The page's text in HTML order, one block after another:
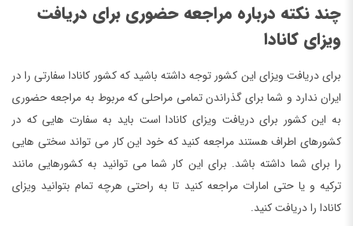
چند نکته درباره مراجعه حضوری برای دریافت
ویزای کانادا
برای دریافت ویزای این کشور توجه داشته باشید که کشور کانادا سفارتی را در
ایران ندارد و شما برای گذراندن تمامی مراحلی که مربوط به مراجعه حضوری
به این کشور برای دریافت ویزای کانادا است باید به سفارت هایی که در
کشورهای اطراف هستند مراجعه کنید که خود این کار می تواند سختی هایی
را برای شما داشته باشد. برای این کار شما می توانید به کشورهایی مانند
ترکیه و یا حتی امارات مراجعه کنید تا به راحتی هرچه تمام بتوانید ویزای
کانادا را دریافت کنید.